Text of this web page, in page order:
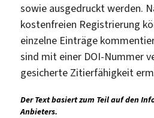
sowie ausgedruckt werden.
kostenfreien Registrierung
einzelne Einträge
sind mit einer DOI-Nummer
gesicherte Zitierfähigkeit
Der Text basiert zum Teil auf den
Anbieters.